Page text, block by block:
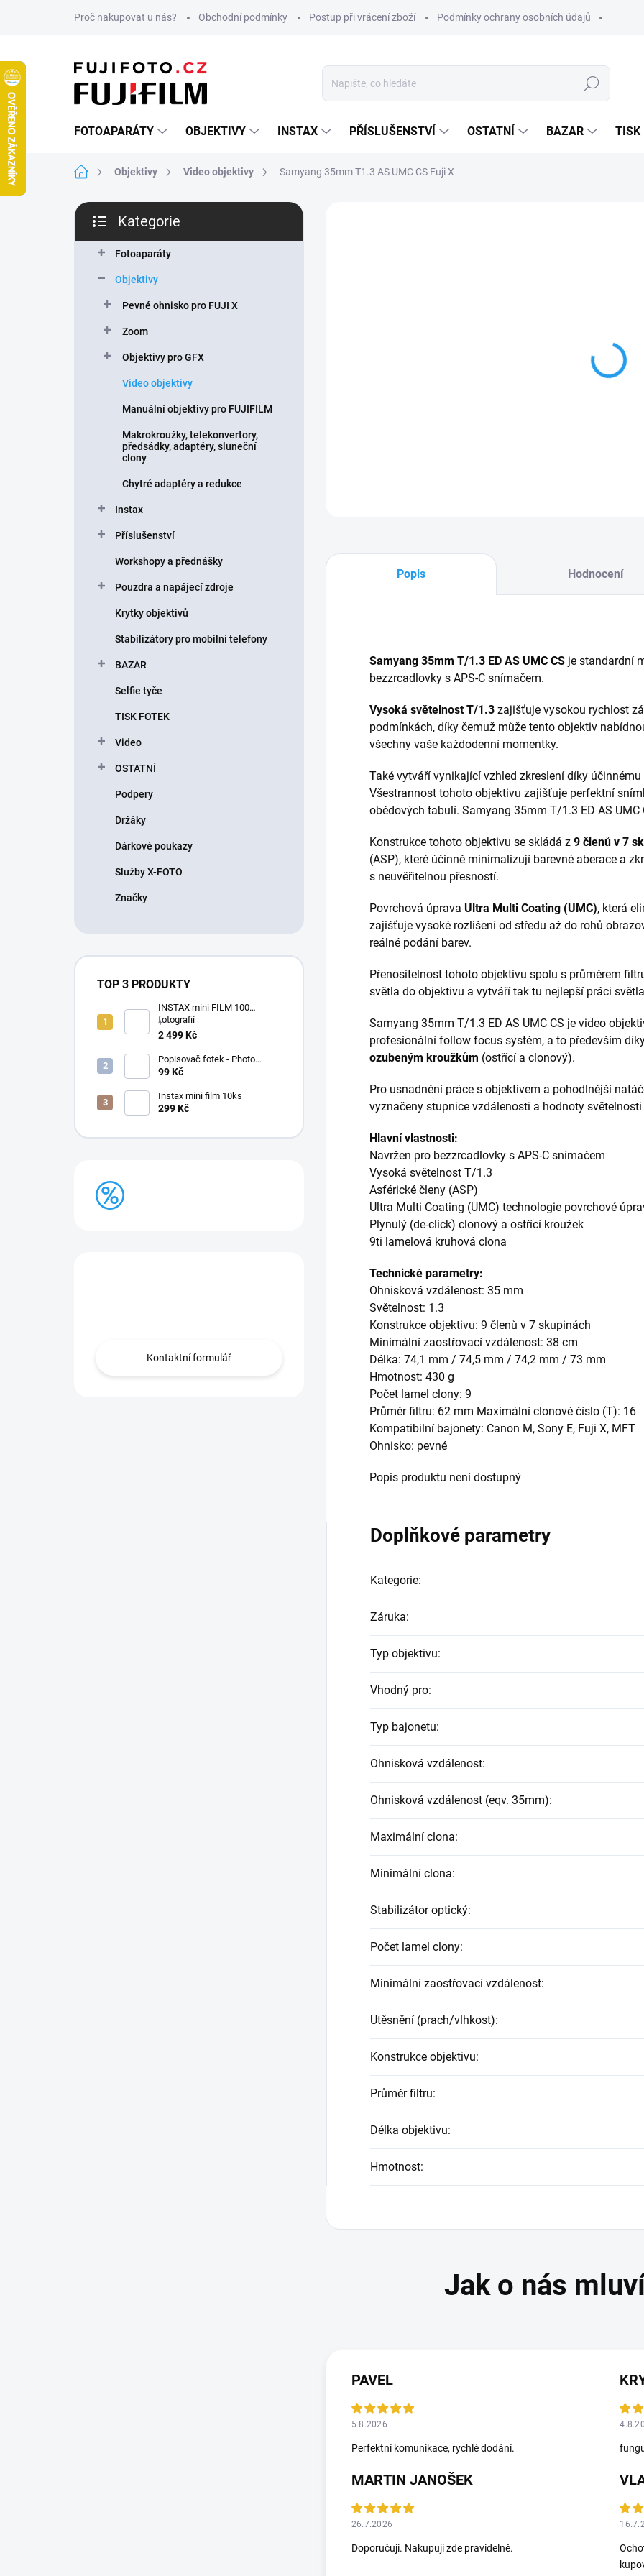
Proč nakupovat u nás? Obchodní podmínky Postup při vrácení zboží Podmínky ochrany osobních údajů
Hledat
FOTOAPARÁTY OBJEKTIVY INSTAX PŘÍSLUŠENSTVÍ OSTATNÍ BAZAR TISK
Domů Objektivy Video objektivy Samyang 35mm T1.3 AS UMC CS Fuji X
P
s
kategorie
Kategorie
Fotoaparáty
Objektivy
Pevné ohnisko pro FUJI X
Zoom
Objektivy pro GFX
Video objektivy
Manuální objektivy pro FUJIFILM
Makrokroužky, telekonvertory,
předsádky, adaptéry, sluneční
clony
Chytré adaptéry a redukce
Instax
Příslušenství
Workshopy a přednášky
Pouzdra a napájecí zdroje
Krytky objektivů
Stabilizátory pro mobilní telefony
BAZAR
Selfie tyče
TISK FOTEK
Video
OSTATNÍ
Podpery
Držáky
Dárkové poukazy
Služby X-FOTO
Značky
TOP 3 PRODUKTY
INSTAX mini FILM 100
fotografií
+ *
2 499 Kč
Popisovač fotek - Photo
Signature (made in Japan)
99 Kč
Instax mini film 10ks
299 Kč
Kontaktní formulář
Popis Hodnocení
Samyang 35mm T/1.3 ED AS UMC CS je standardní
bezzrcadlovky s APS-C snímačem.
Vysoká světelnost T/1.3 zajišťuje vysokou rychlost
podmínkách, díky čemuž může tento objektiv
všechny vaše každodenní momentky.
Také vytváří vynikající vzhled zkreslení díky
Všestrannost tohoto objektivu zajišťuje perfektní
obědových tabulí. Samyang 35mm T/1.3 ED AS
Konstrukce tohoto objektivu se skládá z 9 členů v 7
(ASP), které účinně minimalizují barevné aberace a
s neuvěřitelnou přesností.
Povrchová úprava Ultra Multi Coating (UMC), která
zajišťuje vysoké rozlišení od středu až do rohů
reálné podání barev.
Přenositelnost tohoto objektivu spolu s průměrem
světla do objektivu a vytváří tak tu nejlepší práci
Samyang 35mm T/1.3 ED AS UMC CS je video
profesionální follow focus systém, a to především
ozubeným kroužkům (ostřící a clonový).
Pro usnadnění práce s objektivem a pohodlnější
vyznačeny stupnice vzdálenosti a hodnoty světelnosti
Hlavní vlastnosti:
Navržen pro bezzrcadlovky s APS-C snímačem
Vysoká světelnost T/1.3
Asférické členy (ASP)
Ultra Multi Coating (UMC) technologie povrchové
Plynulý (de-click) clonový a ostřící kroužek
9ti lamelová kruhová clona
Technické parametry:
Ohnisková vzdálenost: 35 mm
Světelnost: 1.3
Konstrukce objektivu: 9 členů v 7 skupinách
Minimální zaostřovací vzdálenost: 38 cm
Délka: 74,1 mm / 74,5 mm / 74,2 mm / 73 mm
Hmotnost: 430 g
Počet lamel clony: 9
Průměr filtru: 62 mm Maximální clonové číslo (T): 16
Kompatibilní bajonety: Canon M, Sony E, Fuji X, MFT
Ohnisko: pevné
Popis produktu není dostupný
Doplňkové parametry
Kategorie:
Záruka:
Typ objektivu:
Vhodný pro:
Typ bajonetu:
Ohnisková vzdálenost:
Ohnisková vzdálenost (eqv. 35mm):
Maximální clona:
Minimální clona:
Stabilizátor optický:
Počet lamel clony:
Minimální zaostřovací vzdálenost:
Utěsnění (prach/vlhkost):
Konstrukce objektivu:
Průměr filtru:
Délka objektivu:
Hmotnost:
PAVEL
5.8.2026
Perfektní komunikace, rychlé dodání.
MARTIN JANOŠEK
26.7.2026
Doporučuji. Nakupuji zde pravidelně.